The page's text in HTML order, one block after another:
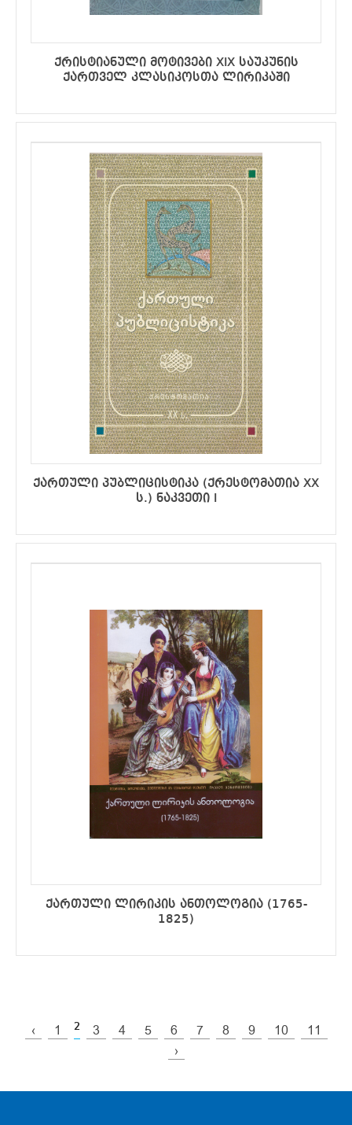
ქრისტიანული მოტივები XIX საუკუნის
ქართველ კლასიკოსთა ლირიკაში
ქართული პუბლიცისტიკა (ქრესტომათია XX
ს.) ნაკვეთი I
ქართული ლირიკის ანთოლოგია (1765-
1825)
‹ 1 2 3 4 5 6 7 8 9 10
11
›